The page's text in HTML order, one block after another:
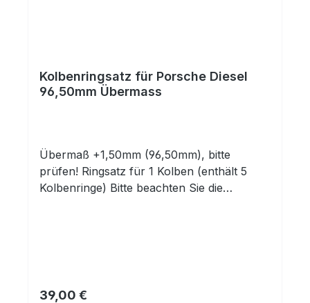
Kolbenringsatz für Porsche Diesel
96,50mm Übermass
Übermaß +1,50mm (96,50mm), bitte
prüfen! Ringsatz für 1 Kolben (enthält 5
Kolbenringe) Bitte beachten Sie die
Regulärer Preis:
39,00 €